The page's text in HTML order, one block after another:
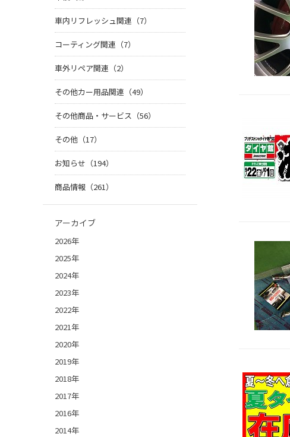
車内リフレッシュ関連（7）
コーティング関連（7）
車外リペア関連（2）
その他カー用品関連（49）
その他商品・サービス（56）
その他（17）
お知らせ（194）
商品情報（261）
アーカイブ
2026年
2025年
2024年
2023年
2022年
2021年
2020年
2019年
2018年
2017年
2016年
2014年